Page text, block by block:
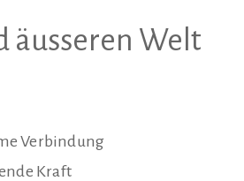
äusseren Welt
Verbindung
Kraft